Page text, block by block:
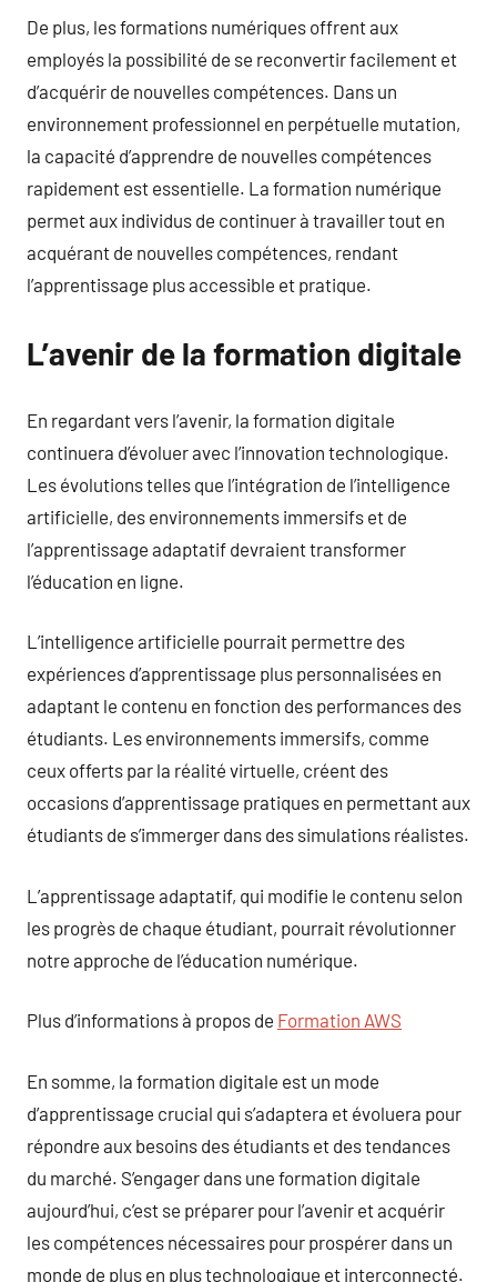
De plus, les formations numériques offrent aux
employés la possibilité de se reconvertir facilement et
d’acquérir de nouvelles compétences. Dans un
environnement professionnel en perpétuelle mutation,
la capacité d’apprendre de nouvelles compétences
rapidement est essentielle. La formation numérique
permet aux individus de continuer à travailler tout en
acquérant de nouvelles compétences, rendant
l’apprentissage plus accessible et pratique.
L’avenir de la formation digitale
En regardant vers l’avenir, la formation digitale
continuera d’évoluer avec l’innovation technologique.
Les évolutions telles que l’intégration de l’intelligence
artificielle, des environnements immersifs et de
l’apprentissage adaptatif devraient transformer
l’éducation en ligne.
L’intelligence artificielle pourrait permettre des
expériences d’apprentissage plus personnalisées en
adaptant le contenu en fonction des performances des
étudiants. Les environnements immersifs, comme
ceux offerts par la réalité virtuelle, créent des
occasions d’apprentissage pratiques en permettant aux
étudiants de s’immerger dans des simulations réalistes.
L’apprentissage adaptatif, qui modifie le contenu selon
les progrès de chaque étudiant, pourrait révolutionner
notre approche de l’éducation numérique.
Plus d’informations à propos de Formation AWS
En somme, la formation digitale est un mode
d’apprentissage crucial qui s’adaptera et évoluera pour
répondre aux besoins des étudiants et des tendances
du marché. S’engager dans une formation digitale
aujourd’hui, c’est se préparer pour l’avenir et acquérir
les compétences nécessaires pour prospérer dans un
monde de plus en plus technologique et interconnecté.